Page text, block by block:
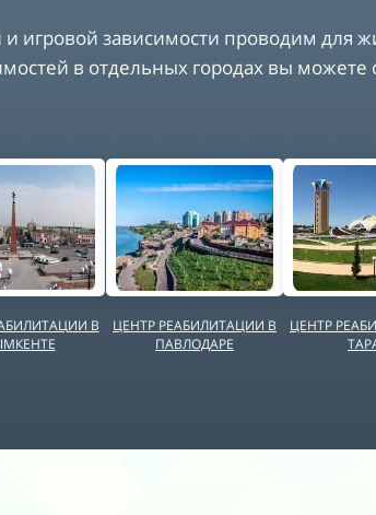
и игровой зависимости проводим для
в отдельных городах вы
В
ЦЕНТР РЕАБИЛИТАЦИИ В
ПАВЛОДАРЕ
ЦЕНТР
13
15
16
17
18
19
21